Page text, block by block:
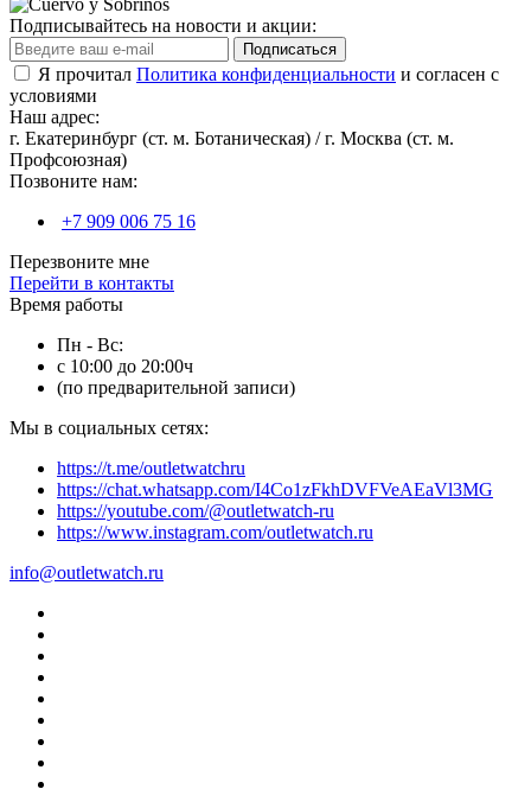
Подписывайтесь на новости и акции:
Подписаться
Я прочитал Политика конфиденциальности и согласен с
условиями
Наш адрес:
г. Екатеринбург (ст. м. Ботаническая) / г. Москва (ст. м.
Профсоюзная)
Позвоните нам:
+7 909 006 75 16
Перезвоните мне
Перейти в контакты
Время работы
Пн - Вс:
с 10:00 до 20:00ч
(по предварительной записи)
Мы в социальных сетях:
https://t.me/outletwatchru
https://chat.whatsapp.com/I4Co1zFkhDVFVeAEaVl3MG
https://youtube.com/@outletwatch-ru
https://www.instagram.com/outletwatch.ru
info@outletwatch.ru